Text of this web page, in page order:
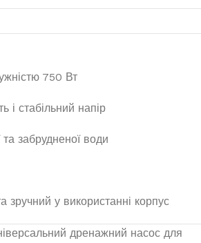
750 Вт
і стабільний напір
та забрудненої води
зручний у використанні корпус
дренажний насос для